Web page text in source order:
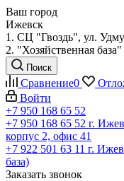
Ваш город
Ижевск
1. СЦ "Гвоздь", ул.
2. "Хозяйственная
Поиск
Сравнение0
Войти
+7 950 168 65 52
+7 950 168 65 52 г.
корпус 2, офис 41
+7 922 501 63 11 г.
база)
Заказать звонок